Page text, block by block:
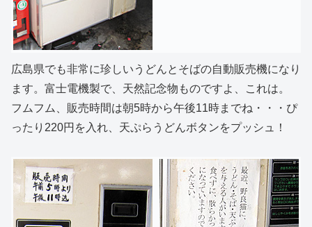
広島県でも非常に珍しいうどんとそばの自動販売機になり
ます。富士電機製で、天然記念物ものですよ、これは。
フムフム、販売時間は朝5時から午後11時までね・・・ぴ
ったり220円を入れ、天ぷらうどんボタンをプッシュ！